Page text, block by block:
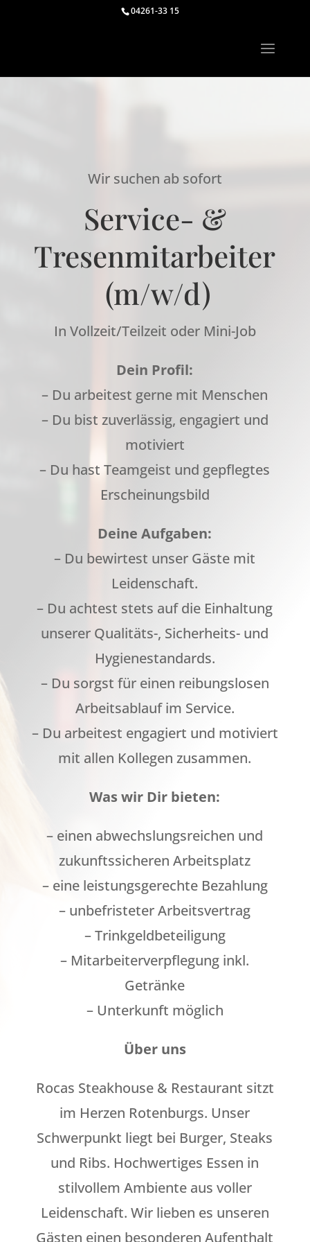
04261-33 15
Wir suchen ab sofort
Service- &
Tresenmitarbeiter
(m/w/d)
In Vollzeit/Teilzeit oder Mini-Job
Dein Profil:
– Du arbeitest gerne mit Menschen
– Du bist zuverlässig, engagiert und
motiviert
– Du hast Teamgeist und gepflegtes
Erscheinungsbild
Deine Aufgaben:
– Du bewirtest unser Gäste mit
Leidenschaft.
– Du achtest stets auf die Einhaltung
unserer Qualitäts-, Sicherheits- und
Hygienestandards.
– Du sorgst für einen reibungslosen
Arbeitsablauf im Service.
– Du arbeitest engagiert und motiviert
mit allen Kollegen zusammen.
Was wir Dir bieten:
– einen abwechslungsreichen und
zukunftssicheren Arbeitsplatz
– eine leistungsgerechte Bezahlung
– unbefristeter Arbeitsvertrag
– Trinkgeldbeteiligung
– Mitarbeiterverpflegung inkl.
Getränke
– Unterkunft möglich
Über uns
Rocas Steakhouse & Restaurant sitzt
im Herzen Rotenburgs. Unser
Schwerpunkt liegt bei Burger, Steaks
und Ribs. Hochwertiges Essen in
stilvollem Ambiente aus voller
Leidenschaft. Wir lieben es unseren
Gästen einen besonderen Aufenthalt